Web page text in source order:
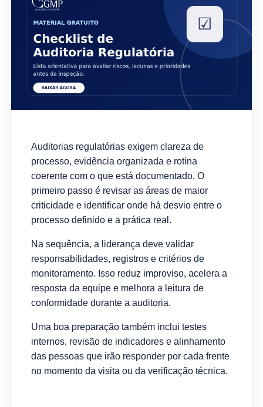
Auditorias regulatórias exigem clareza de
processo, evidência organizada e rotina
coerente com o que está documentado. O
primeiro passo é revisar as áreas de maior
criticidade e identificar onde há desvio entre o
processo definido e a prática real.
Na sequência, a liderança deve validar
responsabilidades, registros e critérios de
monitoramento. Isso reduz improviso, acelera a
resposta da equipe e melhora a leitura de
conformidade durante a auditoria.
Uma boa preparação também inclui testes
internos, revisão de indicadores e alinhamento
das pessoas que irão responder por cada frente
no momento da visita ou da verificação técnica.